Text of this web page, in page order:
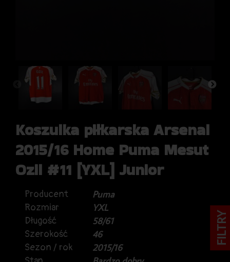
Koszulka piłkarska Arsenal
2015/16 Home Puma Mesut
Ozil #11 [YXL] Junior
Producent
Puma
Rozmiar
YXL
Długość
58/61
Szerokość
46
Sezon / rok
2015/16
FILTRY